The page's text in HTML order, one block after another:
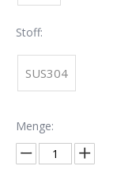
Stoff:
SUS304
Menge: